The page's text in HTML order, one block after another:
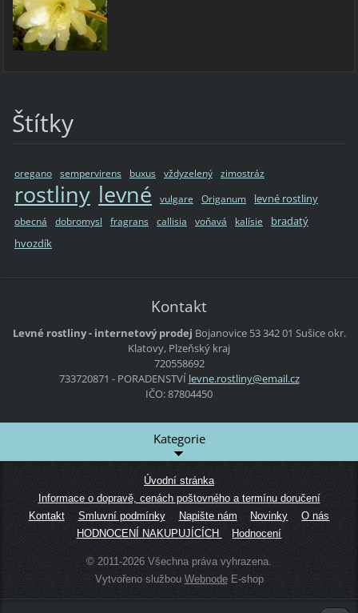
Štítky
oregano sempervirens buxus vždyzelený zimostráz
rostliny levné vulgare Origanum levné rostliny
obecná dobromysl fragrans callisia voňavá kalísie
bradatý
hvozdík
Kontakt
Levné rostliny - internetový prodej Bojanovice 53342 01 Sušiceokr.
Klatovy, Plzeňský kraj
720558692
733720871 - PORADENSTVÍ levne.rostliny@email.cz
IČO: 87804450
Kategorie
Úvodní stránka
Informace o dopravě, cenách poštovného a termínu doručení
Kontakt
Smluvní podmínky Napište nám Novinky
O nás
HODNOCENÍ NAKUPUJÍCÍCH
Hodnocení
© 2011-2026 Všechna práva vyhrazena.
Vytvořeno službou WebnodeE-shop